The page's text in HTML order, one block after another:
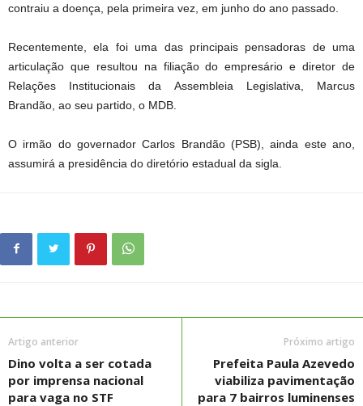
contraiu a doença, pela primeira vez, em junho do ano passado.
Recentemente, ela foi uma das principais pensadoras de uma
articulação que resultou na filiação do empresário e diretor de
Relações Institucionais da Assembleia Legislativa, Marcus
Brandão, ao seu partido, o MDB.
O irmão do governador Carlos Brandão (PSB), ainda este ano,
assumirá a presidência do diretório estadual da sigla.
Artigo anterior
Dino volta a ser cotada
por imprensa nacional
para vaga no STF
Próximo artigo
Prefeita Paula Azevedo
viabiliza pavimentação
para 7 bairros luminenses